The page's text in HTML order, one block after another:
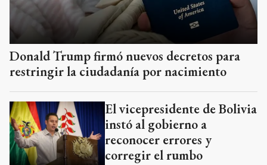
Donald Trump firmó nuevos decretos para
restringir la ciudadanía por nacimiento
El vicepresidente de Bolivia
instó al gobierno a
reconocer errores y
corregir el rumbo